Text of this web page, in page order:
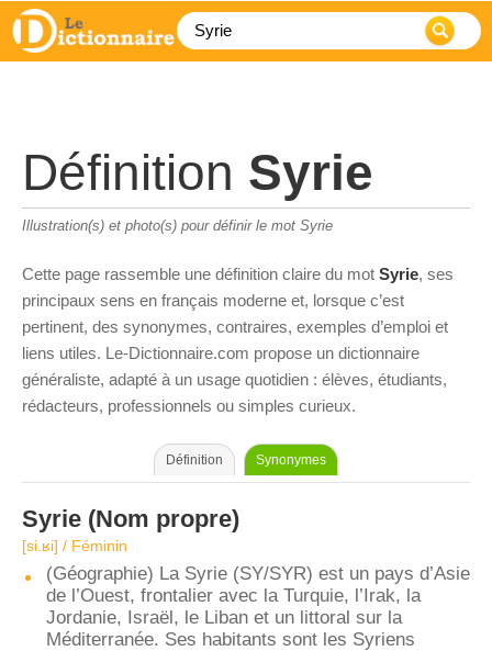
Définition Syrie
Illustration(s) et photo(s) pour définir le mot Syrie
Cette page rassemble une définition claire du mot Syrie, ses
principaux sens en français moderne et, lorsque c’est
pertinent, des synonymes, contraires, exemples d’emploi et
liens utiles. Le-Dictionnaire.com propose un dictionnaire
généraliste, adapté à un usage quotidien : élèves, étudiants,
rédacteurs, professionnels ou simples curieux.
Définition Synonymes
Syrie (Nom propre)
[si.ʁi] / Féminin
(Géographie) La Syrie (SY/SYR) est un pays d’Asie
de l’Ouest, frontalier avec la Turquie, l’Irak, la
Jordanie, Israël, le Liban et un littoral sur la
Méditerranée. Ses habitants sont les Syriens